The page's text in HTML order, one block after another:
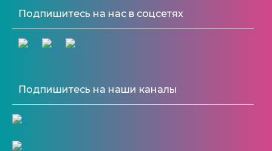
Подпишитесь на нас в соцсетях
Подпишитесь на наши каналы